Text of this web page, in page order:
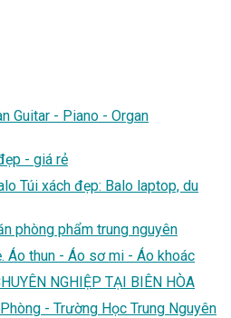
Guitar - Piano - Organ
- giá rẻ
Túi xách đẹp: Balo laptop, du
phòng phẩm trung nguyên
Áo thun - Áo sơ mi - Áo khoác
NGHIỆP TẠI BIÊN HÒA
- Trường Học Trung Nguyên